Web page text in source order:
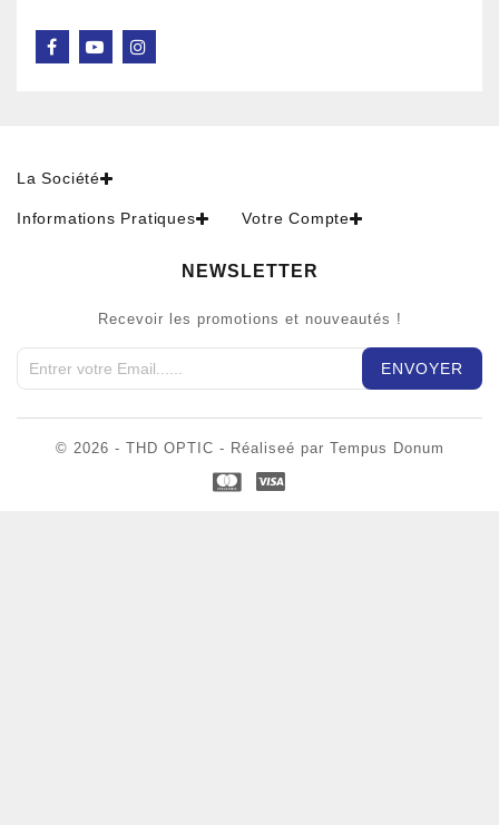
La Société
Informations Pratiques Votre Compte
NEWSLETTER
Recevoir les promotions et nouveautés !
© 2026 - THD OPTIC - Réaliseé par Tempus Donum